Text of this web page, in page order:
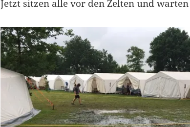
Jetzt sitzen alle vor den Zelten und